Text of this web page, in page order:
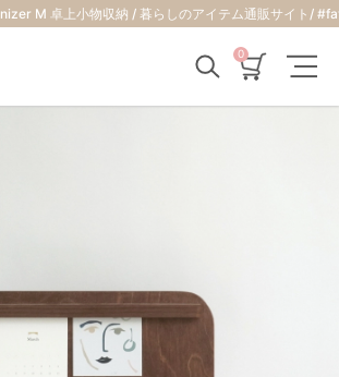
0
[woothic] Memo Organizer M 卓上小物収納 / 暮らしのアイテム